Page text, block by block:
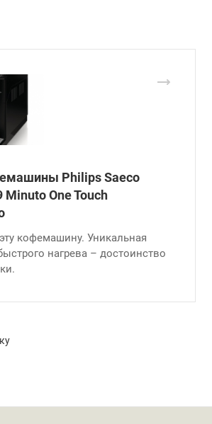
Philips Saeco
Minuto One Touch
кофемашину. Уникальная
нагрева – достоинство